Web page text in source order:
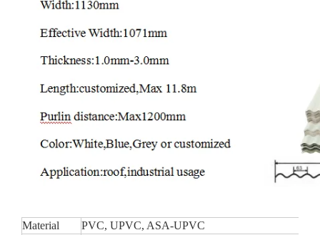
Material
PVC, UPVC, ASA-UPVC